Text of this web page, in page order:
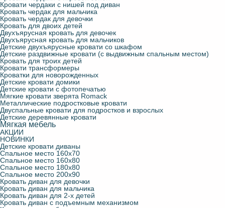
Кровати чердаки с нишей под диван
Кровать чердак для мальчика
Кровать чердак для девочки
Кровать для двоих детей
Двухъярусная кровать для девочек
Двухъярусная кровать для мальчиков
Детские двухъярусные кровати со шкафом
Детские раздвижные кровати (с выдвижным спальным местом)
Кровать для троих детей
Кровати трансформеры
Кроватки для новорожденных
Детские кровати домики
Детские кровати с фотопечатью
Мягкие кровати зверята Romack
Металлические подростковые кровати
Двуспальные кровати для подростков и взрослых
Детские деревянные кровати
Мягкая мебель
АКЦИИ
НОВИНКИ
Детские кровати диваны
Спальное место 160х70
Спальное место 160х80
Спальное место 180х80
Спальное место 200х90
Кровать диван для девочки
Кровать диван для мальчика
Кровать диван для 2-х детей
Кровать диван с подъемным механизмом